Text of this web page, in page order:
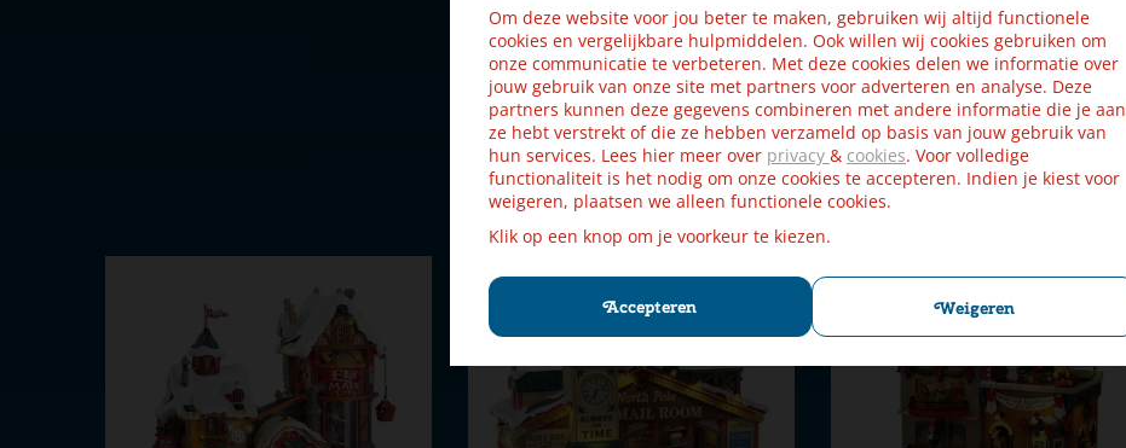
Om deze website voor jou beter te maken, gebruiken wij altijd functionele
cookies en vergelijkbare hulpmiddelen. Ook willen wij cookies gebruiken om
onze communicatie te verbeteren. Met deze cookies delen we informatie over
jouw gebruik van onze site met partners voor adverteren en analyse. Deze
partners kunnen deze gegevens combineren met andere informatie die je aan
ze hebt verstrekt of die ze hebben verzameld op basis van jouw gebruik van
hun services. Lees hier meer over privacy & cookies. Voor volledige
functionaliteit is het nodig om onze cookies te accepteren. Indien je kiest voor
weigeren, plaatsen we alleen functionele cookies.
Klik op een knop om je voorkeur te kiezen.
Accepteren Weigeren
007-B
Animaties (met beweging)
Inside scene
Voeding 4.5V Adapter 550mA type-L Incl. (EU)
Materiaal Kunststof
Kijk ook eens naar: